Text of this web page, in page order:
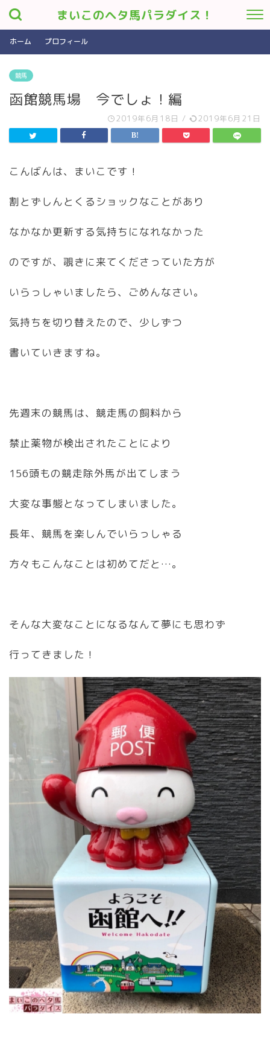
まいこのヘタ馬パラダイス！
ホーム プロフィール
競馬
函館競馬場 今でしょ！編
2019年6月18日 / 2019年6月21日
こんばんは、まいこです！
割とずしんとくるショックなことがあり
なかなか更新する気持ちになれなかった
のですが、覗きに来てくださっていた方が
いらっしゃいましたら、ごめんなさい。
気持ちを切り替えたので、少しずつ
書いていきますね。
先週末の競馬は、競走馬の飼料から
禁止薬物が検出されたことにより
156頭もの競走除外馬が出てしまう
大変な事態となってしまいました。
長年、競馬を楽しんでいらっしゃる
方々もこんなことは初めてだと…。
そんな大変なことになるなんて夢にも思わず
行ってきました！